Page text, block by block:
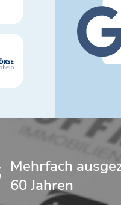
Mehrfach
60 Jahren